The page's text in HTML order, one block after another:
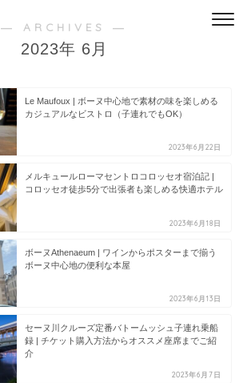
― ARCHIVES ―
2023年 6月
Le Maufoux | ボーヌ中心地で素材の味を楽しめる
カジュアルなビストロ（子連れでもOK）
2023年6月22日
メルキュールローマセントロコロッセオ宿泊記 |
コロッセオ徒歩5分で出張者も楽しめる快適ホテル
2023年6月18日
ボーヌAthenaeum | ワインからポスターまで揃う
ボーヌ中心地の便利な本屋
2023年6月13日
セーヌ川クルーズ定番バトームッシュ子連れ乗船
録 | チケット購入方法からオススメ座席までご紹
介
2023年6月7日